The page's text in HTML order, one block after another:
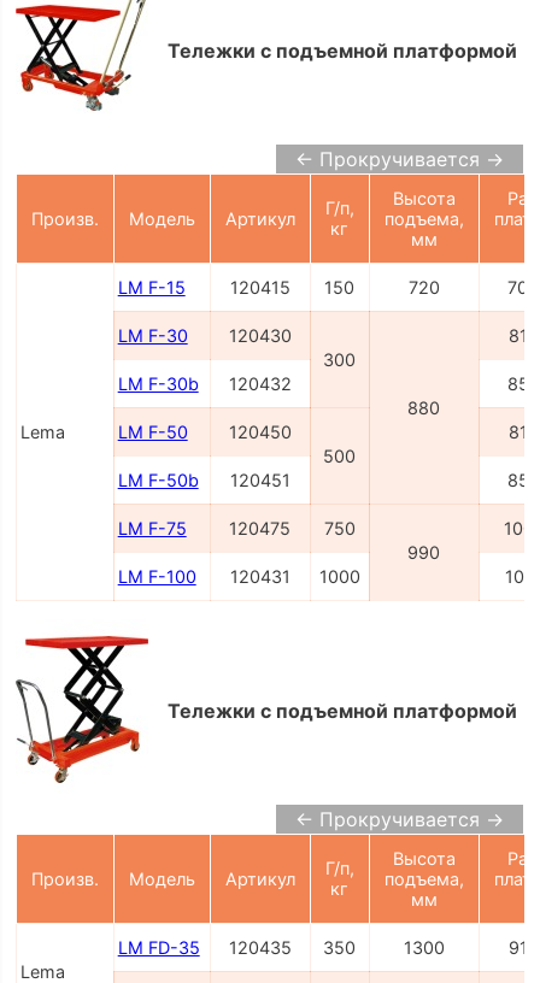
Тележки с подъемной платформой
← Прокручивается →
Произв. Модель Артикул
Г/п,
кг
Высота
подъема,
мм
Lema
LM F-15 120415 150 720
LM F-30
120430
300
880
LM F-30b 120432
LM F-50
120450
500
LM F-50b 120451
LM F-75 120475
750
990
LM F-100 120431 1000
Тележки с подъемной платформой
← Прокручивается →
Произв. Модель Артикул
Г/п,
кг
Высота
подъема,
мм
Lema
LM FD-35 120435 350 1300